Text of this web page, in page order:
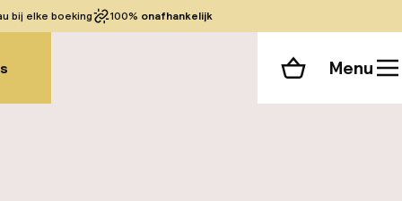
bij elke boeking 100% onafhankelijk
Winkelmand
Menu